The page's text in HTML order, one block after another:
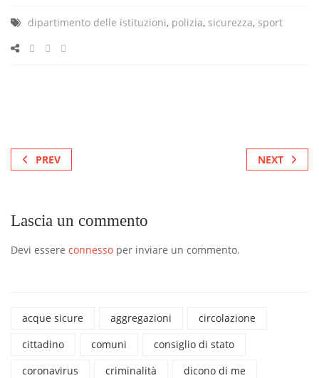
dipartimento delle istituzioni, polizia, sicurezza, sport
PREV NEXT
Lascia un commento
Devi essere connesso per inviare un commento.
acque sicure aggregazioni
circolazione
cittadino
comuni
consiglio di stato
coronavirus
criminalità
dicono di me